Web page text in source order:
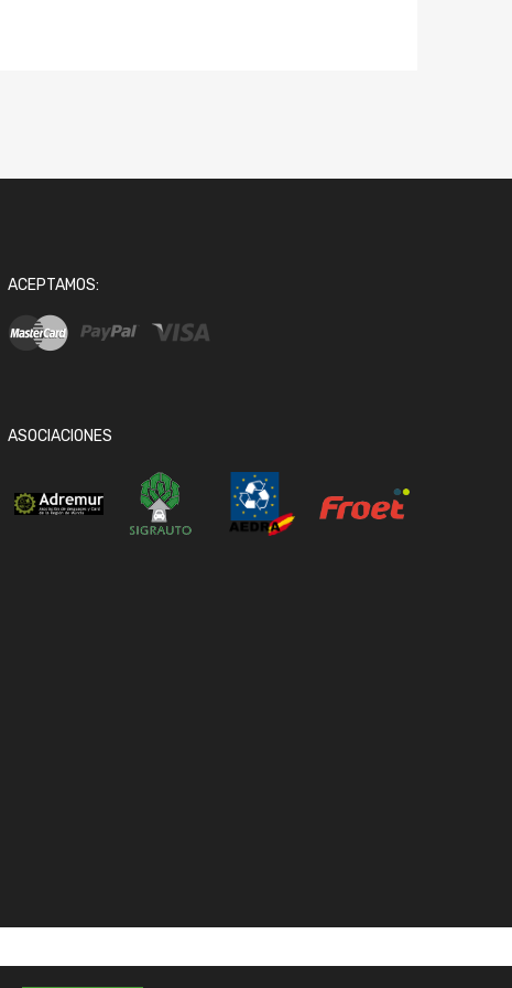
ACEPTAMOS:
ASOCIACIONES